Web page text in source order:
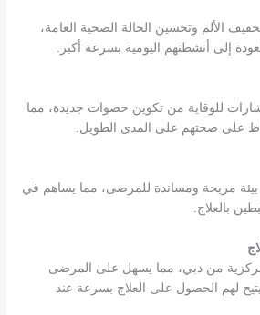
الألم وتحسين الحالة الصحية العامة،
إلى أنشطتهم اليومية بسرعة أكبر.
للوقاية من تكوين حصوات جديدة، مما
على صحتهم على المدى الطويل.
بيئة مريحة ومساندة للمرضى، مما يساهم في
بالعلاج.
من دبي، مما يسهل على المرضى
لهم الحصول على العلاج بسرعة عند